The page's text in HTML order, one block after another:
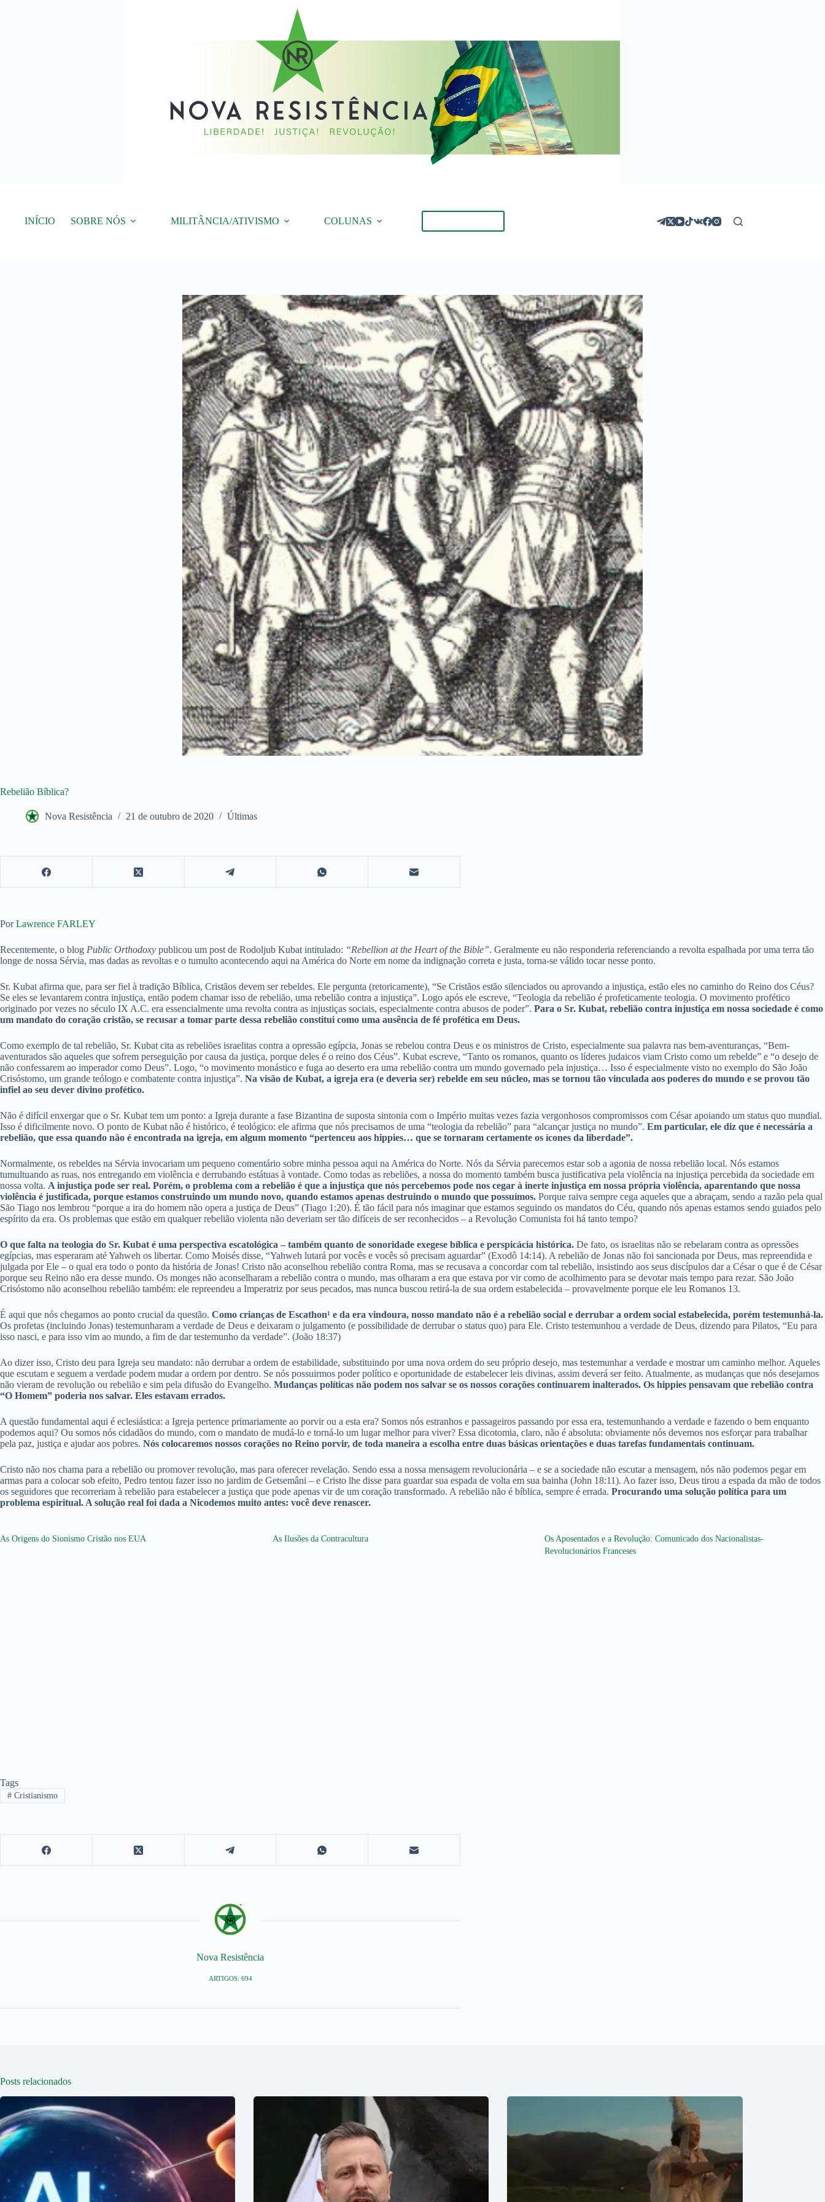
INÍCIO SOBRE NÓS MILITÂNCIA/ATIVISMO COLUNAS
Rebelião Bíblica?
Nova Resistência 21 de outubro de 2020 Últimas
PorLawrence FARLEY
Recentemente, o blog Public Orthodoxy publicou um post de Rodoljub Kubat intitulado: “Rebellion at the Heart of the Bible”. Geralmente eu não responderia referenciando a revolta espalhada por uma terra tão
longe de nossa Sérvia, mas dadas as revoltas e o tumulto acontecendo aqui na América do Norte em nome da indignação correta e justa, torna-se válido tocar nesse ponto.
Sr. Kubat afirma que, para ser fiel à tradição Bíblica, Cristãos devem ser rebeldes. Ele pergunta (retoricamente), “Se Cristãos estão silenciados ou aprovando a injustiça, estão eles no caminho do Reino dos Céus?
Se eles se levantarem contra injustiça, então podem chamar isso de rebelião, uma rebelião contra a injustiça”. Logo após ele escreve, “Teologia da rebelião é profeticamente teologia. O movimento profético
originado por vezes no século IX A.C. era essencialmente uma revolta contra as injustiças sociais, especialmente contra abusos de poder”. Para o Sr. Kubat, rebelião contra injustiça em nossa sociedade é como
um mandato do coração cristão, se recusar a tomar parte dessa rebelião constitui como uma ausência de fé profética em Deus.
Como exemplo de tal rebelião, Sr. Kubat cita as rebeliões israelitas contra a opressão egípcia, Jonas se rebelou contra Deus e os ministros de Cristo, especialmente sua palavra nas bem-aventuranças, “Bem-
aventurados são aqueles que sofrem perseguição por causa da justiça, porque deles é o reino dos Céus”. Kubat escreve, “Tanto os romanos, quanto os líderes judaicos viam Cristo como um rebelde” e “o desejo de
não confessarem ao imperador como Deus”. Logo, “o movimento monástico e fuga ao deserto era uma rebelião contra um mundo governado pela injustiça… Isso é especialmente visto no exemplo do São João
Crisóstomo, um grande teólogo e combatente contra injustiça”. Na visão de Kubat, a igreja era (e deveria ser) rebelde em seu núcleo, mas se tornou tão vinculada aos poderes do mundo e se provou tão
infiel ao seu dever divino profético.
Não é difícil enxergar que o Sr. Kubat tem um ponto: a Igreja durante a fase Bizantina de suposta sintonia com o Império muitas vezes fazia vergonhosos compromissos com César apoiando um status quo mundial.
Isso é dificilmente novo. O ponto de Kubat não é histórico, é teológico: ele afirma que nós precisamos de uma “teologia da rebelião” para “alcançar justiça no mundo”. Em particular, ele diz que é necessária a
rebelião, que essa quando não é encontrada na igreja, em algum momento “pertenceu aos hippies… que se tornaram certamente os ícones da liberdade”.
Normalmente, os rebeldes na Sérvia invocariam um pequeno comentário sobre minha pessoa aqui na América do Norte. Nós da Sérvia parecemos estar sob a agonia de nossa rebelião local. Nós estamos
tumultuando as ruas, nos entregando em violência e derrubando estátuas à vontade. Como todas as rebeliões, a nossa do momento também busca justificativa pela violência na injustiça percebida da sociedade em
nossa volta. A injustiça pode ser real. Porém, o problema com a rebelião é que a injustiça que nós percebemos pode nos cegar à inerte injustiça em nossa própria violência, aparentando que nossa
violência é justificada, porque estamos construindo um mundo novo, quando estamos apenas destruindo o mundo que possuímos. Porque raiva sempre cega aqueles que a abraçam, sendo a razão pela qual
São Tiago nos lembrou “porque a ira do homem não opera a justiça de Deus” (Tiago 1:20). É tão fácil para nós imaginar que estamos seguindo os mandatos do Céu, quando nós apenas estamos sendo guiados pelo
espírito da era. Os problemas que estão em qualquer rebelião violenta não deveriam ser tão difíceis de ser reconhecidos – a Revolução Comunista foi há tanto tempo?
O que falta na teologia do Sr. Kubat é uma perspectiva escatológica – também quanto de sonoridade exegese bíblica e perspicácia histórica. De fato, os israelitas não se rebelaram contra as opressões
egípcias, mas esperaram até Yahweh os libertar. Como Moisés disse, “Yahweh lutará por vocês e vocês só precisam aguardar” (Exodô 14:14). A rebelião de Jonas não foi sancionada por Deus, mas repreendida e
julgada por Ele – o qual era todo o ponto da história de Jonas! Cristo não aconselhou rebelião contra Roma, mas se recusava a concordar com tal rebelião, insistindo aos seus discípulos dar a César o que é de César
porque seu Reino não era desse mundo. Os monges não aconselharam a rebelião contra o mundo, mas olharam a era que estava por vir como de acolhimento para se devotar mais tempo para rezar. São João
Crisóstomo não aconselhou rebelião também: ele repreendeu a Imperatriz por seus pecados, mas nunca buscou retirá-la de sua ordem estabelecida – provavelmente porque ele leu Romanos 13.
É aqui que nós chegamos ao ponto crucial da questão. Como crianças de Escathon¹ e da era vindoura, nosso mandato não é a rebelião social e derrubar a ordem social estabelecida, porém testemunhá-la.
Os profetas (incluindo Jonas) testemunharam a verdade de Deus e deixaram o julgamento (e possibilidade de derrubar o status quo) para Ele. Cristo testemunhou a verdade de Deus, dizendo para Pilatos, “Eu para
isso nasci, e para isso vim ao mundo, a fim de dar testemunho da verdade”. (João 18:37)
Ao dizer isso, Cristo deu para Igreja seu mandato: não derrubar a ordem de estabilidade, substituindo por uma nova ordem do seu próprio desejo, mas testemunhar a verdade e mostrar um caminho melhor. Aqueles
que escutam e seguem a verdade podem mudar a ordem por dentro. Se nós possuirmos poder político e oportunidade de estabelecer leis divinas, assim deverá ser feito. Atualmente, as mudanças que nós desejamos
não vieram de revolução ou rebelião e sim pela difusão do Evangelho. Mudanças políticas não podem nos salvar se os nossos corações continuarem inalterados. Os hippies pensavam que rebelião contra
“O Homem” poderia nos salvar. Eles estavam errados.
A questão fundamental aqui é eclesiástica: a Igreja pertence primariamente ao porvir ou a esta era? Somos nós estranhos e passageiros passando por essa era, testemunhando a verdade e fazendo o bem enquanto
podemos aqui? Ou somos nós cidadãos do mundo, com o mandato de mudá-lo e torná-lo um lugar melhor para viver? Essa dicotomia, claro, não é absoluta: obviamente nós devemos nos esforçar para trabalhar
pela paz, justiça e ajudar aos pobres. Nós colocaremos nossos corações no Reino porvir, de toda maneira a escolha entre duas básicas orientações e duas tarefas fundamentais continuam.
Cristo não nos chama para a rebelião ou promover revolução, mas para oferecer revelação. Sendo essa a nossa mensagem revolucionária – e se a sociedade não escutar a mensagem, nós não podemos pegar em
armas para a colocar sob efeito, Pedro tentou fazer isso no jardim de Getsemâni – e Cristo lhe disse para guardar sua espada de volta em sua bainha (John 18:11). Ao fazer isso, Deus tirou a espada da mão de todos
os seguidores que recorreriam à rebelião para estabelecer a justiça que pode apenas vir de um coração transformado. A rebelião não é bíblica, sempre é errada. Procurando uma solução política para um
problema espiritual. A solução real foi dada a Nicodemos muito antes: você deve renascer.
As Origens do Sionismo Cristão nos EUA As Ilusões da Contracultura
Os Aposentados e a Revolução: Comunicado dos Nacionalistas-
Revolucionários Franceses
Tags
#Cristianismo
Nova Resistência
ARTIGOS: 694
Posts relacionados